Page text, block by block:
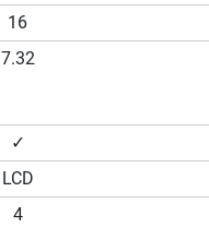
16
7.32
✓
LCD
4